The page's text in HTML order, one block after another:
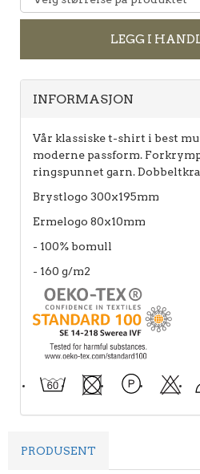
LEGG I
INFORMASJON
Vår klassiske t-shirt i best
moderne passform.
ringspunnet garn.
Brystlogo 300x195mm
Ermelogo 80x10mm
- 100% bomull
- 160 g/m2
PRODUSENT